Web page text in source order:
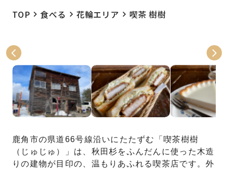
TOP 食べる 花輪エリア 喫茶 樹樹
鹿角市の県道66号線沿いにたたずむ「喫茶樹樹
（じゅじゅ）」は、秋田杉をふんだんに使った木造
りの建物が目印の、温もりあふれる喫茶店です。外